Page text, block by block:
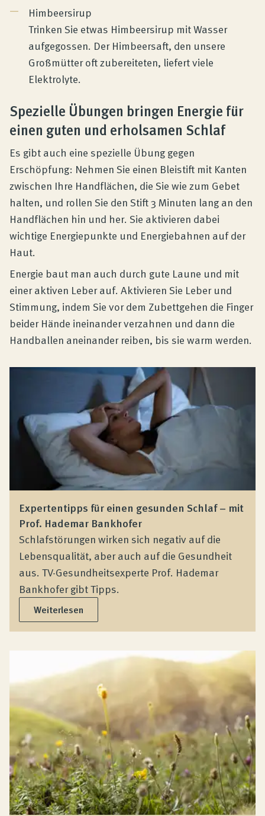
Himbeersirup
Trinken Sie etwas Himbeersirup mit Wasser
aufgegossen. Der Himbeersaft, den unsere
Großmütter oft zubereiteten, liefert viele
Elektrolyte.
Spezielle Übungen bringen Energie für
einen guten und erholsamen Schlaf
Es gibt auch eine spezielle Übung gegen
Erschöpfung: Nehmen Sie einen Bleistift mit Kanten
zwischen Ihre Handflächen, die Sie wie zum Gebet
halten, und rollen Sie den Stift 3 Minuten lang an den
Handflächen hin und her. Sie aktivieren dabei
wichtige Energiepunkte und Energiebahnen auf der
Haut.
Energie baut man auch durch gute Laune und mit
einer aktiven Leber auf. Aktivieren Sie Leber und
Stimmung, indem Sie vor dem Zubettgehen die Finger
beider Hände ineinander verzahnen und dann die
Handballen aneinander reiben, bis sie warm werden.
Expertentipps für einen gesunden Schlaf – mit
Prof. Hademar Bankhofer
Schlafstörungen wirken sich negativ auf die
Lebensqualität, aber auch auf die Gesundheit
aus. TV-Gesundheitsexperte Prof. Hademar
Bankhofer gibt Tipps.
Weiterlesen